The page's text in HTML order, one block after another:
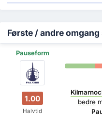
Første / andre
Pauseform
1.00
Halvtid
bedre